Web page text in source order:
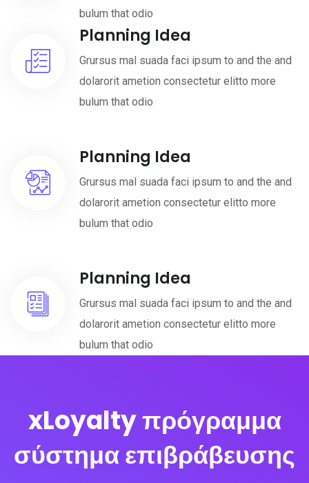
bulum that odio
Planning Idea
Grursus mal suada faci ipsum to and the and
dolarorit ametion consectetur elitto more
bulum that odio
Planning Idea
Grursus mal suada faci ipsum to and the and
dolarorit ametion consectetur elitto more
bulum that odio
Planning Idea
Grursus mal suada faci ipsum to and the and
dolarorit ametion consectetur elitto more
bulum that odio
xLoyalty πρόγραμμα
σύστημα επιβράβευσης